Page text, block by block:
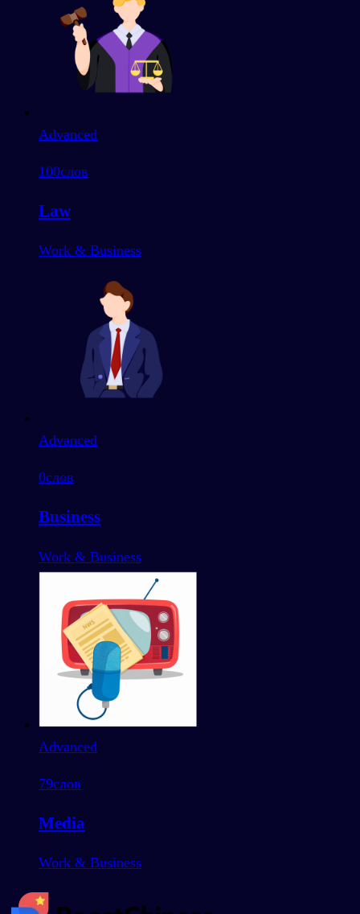
Advanced
100слов
Law
Work & Business
Advanced
0слов
Business
Work & Business
Advanced
79слов
Media
Work & Business